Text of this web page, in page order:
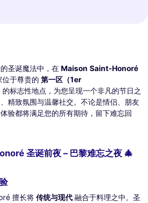
圣诞魔法中，在 Maison Saint-Honoré
位于尊贵的 第一区（1er
的标志性地点，为您呈现一个非凡的节日之
精致氛围与温馨社交。不论是情侣、朋友
验都将满足您的所有期待，留下难忘回
圣诞前夜 – 巴黎难忘之夜 🎄
擅长将 传统与现代 融合于料理之中。圣